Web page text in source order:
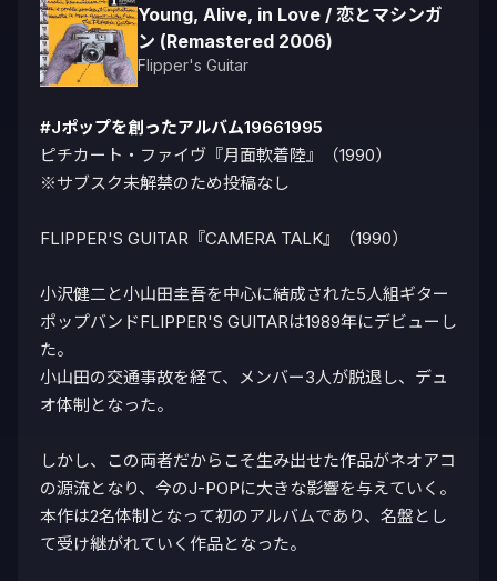
Young, Alive, in Love / 恋とマシンガ
ン (Remastered 2006)
Flipper's Guitar
#Jポップを創ったアルバム19661995
ピチカート・ファイヴ『月面軟着陸』（1990）
※サブスク未解禁のため投稿なし
FLIPPER'S GUITAR『CAMERA TALK』（1990）
小沢健二と小山田圭吾を中心に結成された5人組ギター
ポップバンドFLIPPER'S GUITARは1989年にデビューし
た。
小山田の交通事故を経て、メンバー3人が脱退し、デュ
オ体制となった。
しかし、この両者だからこそ生み出せた作品がネオアコ
の源流となり、今のJ-POPに大きな影響を与えていく。
本作は2名体制となって初のアルバムであり、名盤とし
て受け継がれていく作品となった。